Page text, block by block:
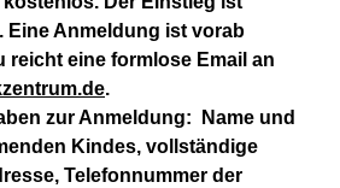
Eine Anmeldung ist vorab
reicht eine formlose Email an
.
zur Anmeldung:
Name und
Kindes, vollständige
Telefonnummer der